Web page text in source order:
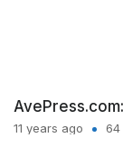
11 years ago